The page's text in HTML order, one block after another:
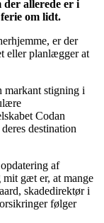
allerede er i
om lidt.
er der
eller planlægger at
markant stigning i
Codan
destination
af
gæt er, at mange
skadedirektør i
følger